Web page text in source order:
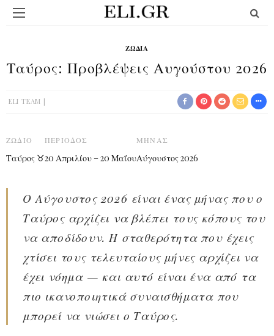
ΖΏΔΙΑ
Ταύρος: Προβλέψεις Αυγούστου 2026
ELI TEAM
ΖΏΔΙΟ
Ταύρος ♉
ΠΕΡΊΟΔΟΣ
20 Απριλίου – 20 Μαΐου
ΜΉΝΑΣ
Αύγουστος 2026
Ο Αύγουστος 2026 είναι ένας μήνας που ο
Ταύρος αρχίζει να βλέπει τους κόπους του
να αποδίδουν. Η σταθερότητα που έχεις
χτίσει τους τελευταίους μήνες αρχίζει να
έχει νόημα — και αυτό είναι ένα από τα
πιο ικανοποιητικά συναισθήματα που
μπορεί να νιώσει ο Ταύρος.